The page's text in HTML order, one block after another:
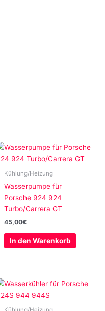
Kühlung/Heizung
Wasserpumpe für
Porsche 924 924
Turbo/Carrera GT
45,00€
In den Warenkorb